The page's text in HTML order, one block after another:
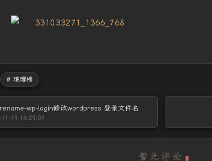
# 琅琊榜
wp-login修改wordpress 登录文件名
11-19 16:29:07